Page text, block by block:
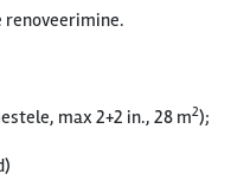
renoveerimine.
max 2+2 in., 28 m2);